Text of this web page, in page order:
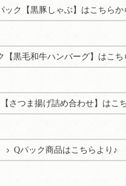
ック【黒豚しゃぶ】はこちらか
【黒毛和牛ハンバーグ】はこち
さつま揚げ詰め合わせ】はこ
Qパック商品はこちらより♪